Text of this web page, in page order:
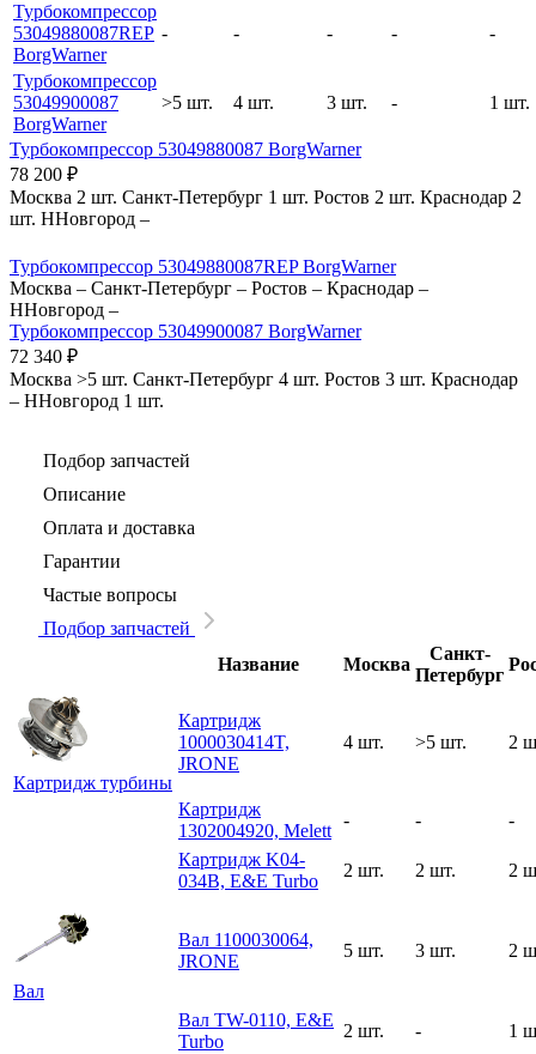
Турбокомпрессор
53049880087REP
BorgWarner
- - - - -
Турбокомпрессор
53049900087
BorgWarner
>5 шт. 4 шт. 3 шт. - 1 шт.
Турбокомпрессор 53049880087 BorgWarner
78 200 ₽
Москва 2 шт. Санкт-Петербург 1 шт. Ростов 2 шт. Краснодар 2
шт. ННовгород –
Турбокомпрессор 53049880087REP BorgWarner
Москва – Санкт-Петербург – Ростов – Краснодар –
ННовгород –
Турбокомпрессор 53049900087 BorgWarner
72 340 ₽
Москва >5 шт. Санкт-Петербург 4 шт. Ростов 3 шт. Краснодар
– ННовгород 1 шт.
Подбор запчастей
Описание
Оплата и доставка
Гарантии
Частые вопросы
Подбор запчастей
Название
Москва
Санкт-
Петербург
Картридж турбины
Картридж
1000030414T,
JRONE
4 шт. >5 шт. 2
Картридж
1302004920, Melett
- -
-
Картридж K04-
034B, E&E Turbo
2 шт. 2 шт. 2
Вал
Вал 1100030064,
JRONE
5 шт. 3 шт. 2
Вал TW-0110, E&E
Turbo
2 шт. - 1